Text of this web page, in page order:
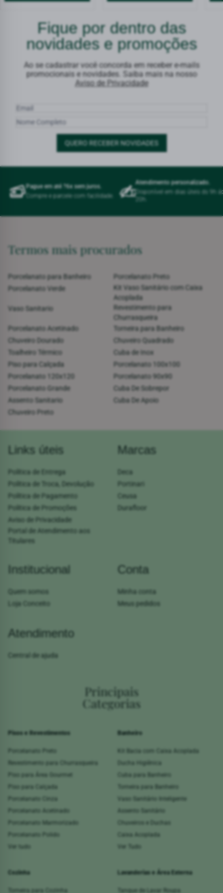
Fique por dentro das
novidades e promoções
Ao se cadastrar você concorda em receber e-mails
promocionais e novidades. Saiba mais na nosso
Aviso de Privacidade
QUERO RECEBER NOVIDADES
Pague em até ?6x sem juros.
Compre e parcele com facilidade.
Atendimento personalizado.
Disponível em dias úteis ds 9h
Termos mais procurados
Porcelanato para Banheiro
Porcelanato Preto
Porcelanato Verde
Kit Vaso Sanitário com Caixa
Acoplada
Vaso Sanitario
Revestimento para
Churrasqueira
Porcelanato Acetinado
Torneira para Banheiro
Chuveiro Dourado
Chuveiro Quadrado
Toalheiro Térmico
Cuba de Inox
Piso para Calçada
Porcelanato 100x100
Porcelanato 120x120
Porcelanato 90x90
Porcelanato Grande
Cuba De Sobrepor
Assento Sanitario
Cuba De Apoio
Chuveiro Preto
Links úteis
Política de Entrega
Política de Troca, Devolução
Política de Pagamento
Política de Promoções
Aviso de Privacidade
Portal de Atendimento aos
Titulares
Marcas
Deca
Portinari
Ceusa
Durafloor
Institucional
Quem somos
Loja Conceito
Conta
Minha conta
Meus pedidos
Atendimento
Central de ajuda
Principais
Categorias
Pisos e Revestimentos
Porcelanato Preto
Revestimento para Churrasqueira
Piso para Área Gourmet
Piso para Calçada
Porcelanato Cinza
Porcelanato Acetinado
Porcelanato Marmorizado
Porcelanato Polido
Ver tudo
Banheiro
Kit Bacia com Caixa Acoplada
Ducha Higiênica
Cuba para Banheiro
Torneira para Banheiro
Vaso Sanitário Inteligente
Assento Sanitário
Chuveiros e Duchas
Caixa Acoplada
Ver Tudo
Cozinha
Torneira para Cozinha
Lavanderias e Área Externa
Tanque de Lavar Roupa